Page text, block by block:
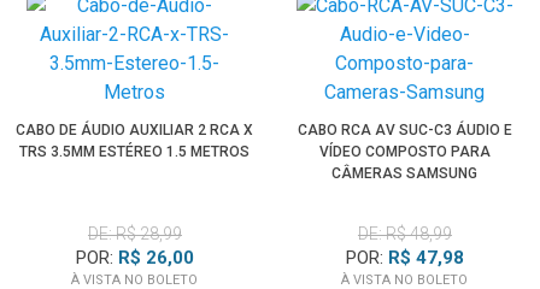
CABO DE ÁUDIO AUXILIAR 2 RCA X
TRS 3.5MM ESTÉREO 1.5 METROS
DE: R$ 28,99
POR: R$ 26,00
À VISTA NO BOLETO
CABO RCA AV SUC-C3 ÁUDIO E
VÍDEO COMPOSTO PARA
CÂMERAS SAMSUNG
DE: R$ 48,99
POR: R$ 47,98
À VISTA NO BOLETO